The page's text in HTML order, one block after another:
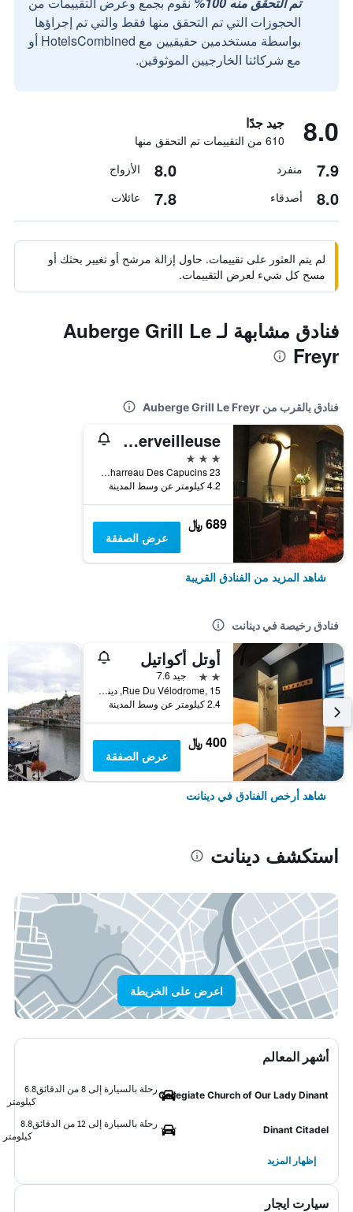
الحجوزات التي تم التحقق منها فقط والتي تم إجراؤها
بواسطة مستخدمين حقيقيين مع HotelsCombined أو
مع شركائنا الخارجيين الموثوقين.
8.0 جيد جدًا
610 من التقييمات تم التحقق منها
7.9 منفرد 8.0 الأزواج
8.0 أصدقاء 7.8 عائلات
لم يتم العثور على تقييمات. حاول إزالة مرشح أو تغيير بحثك أو
مسح كل شيء لعرض التقييمات.
فنادق مشابهة لـ Auberge Grill Le
Freyr
فنادق بالقرب من Auberge Grill Le Freyr
La Merveilleuse
3 نجوم
23 Charreau Des Capucins, دينانت, بلجيكا
4.2 كيلومتر عن وسط المدينة
689 ﷼
عرض الصفقة
شاهد المزيد من الفنادق القريبة
فنادق رخيصة في دينانت
أوتل أكواتيل
2 نجمتين
جيد 7.6
Rue Du Vélodrome, 15, دينانت, بلجيكا
2.4 كيلومتر عن وسط المدينة
400 ﷼
عرض الصفقة
شاهد أرخص الفنادق في دينانت
استكشف دينانت
اعرض على الخريطة
أشهر المعالم
Collegiate Church of Our Lady Dinant
رحلة بالسيارة إلى 8 من الدقائق
6.8
كيلومتر
Dinant Citadel
رحلة بالسيارة إلى 12 من الدقائق
8.8
كيلومتر
إظهار المزيد
سيارت ايجار